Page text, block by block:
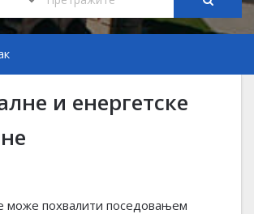
и енергетске
може похвалити поседовањем